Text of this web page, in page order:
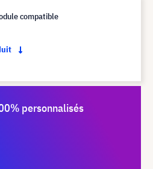
compatible
personnalisés